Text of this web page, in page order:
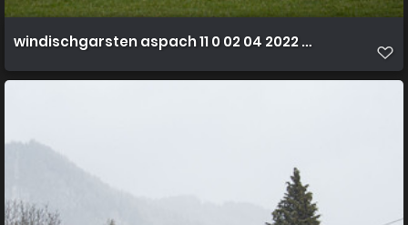
windischgarsten aspach 11 0 02 04 2022 26